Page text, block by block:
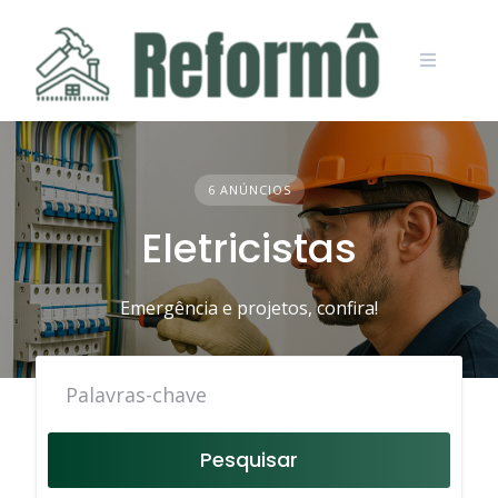
content
6 ANÚNCIOS
Eletricistas
Emergência e projetos, confira!
Pesquisar